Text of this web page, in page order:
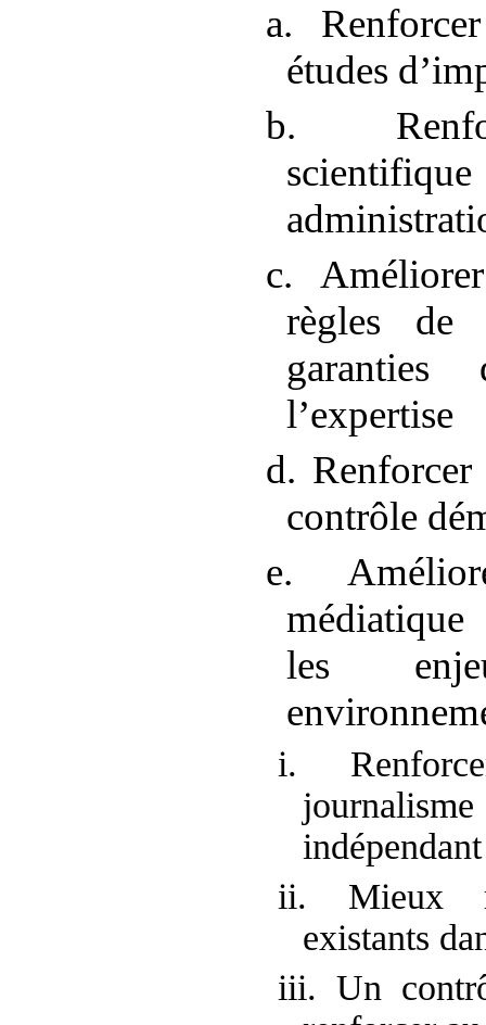
a.
études
b.
c.
règles de
garanties
l’expertise
d. Renforcer
contrôle
e.
les
i.
indépendant
ii. Mieux
existants
iii. Un